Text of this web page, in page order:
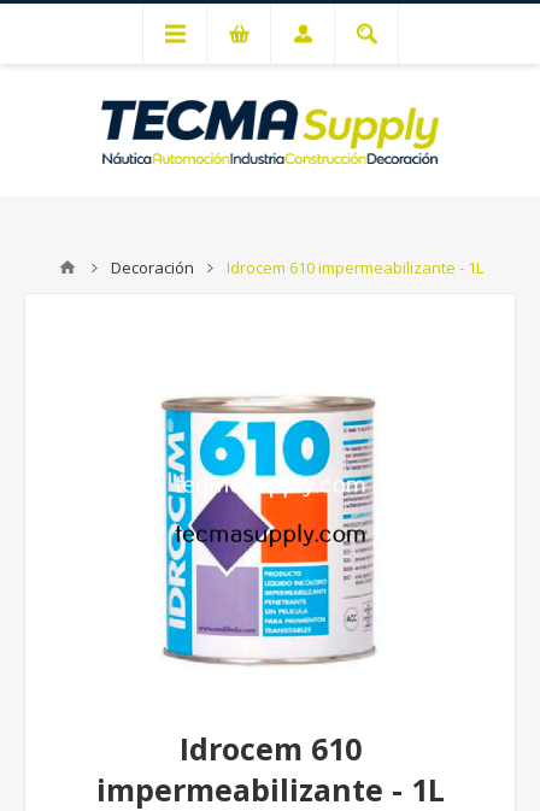
Decoración Idrocem 610 impermeabilizante - 1L
Idrocem 610
impermeabilizante - 1L